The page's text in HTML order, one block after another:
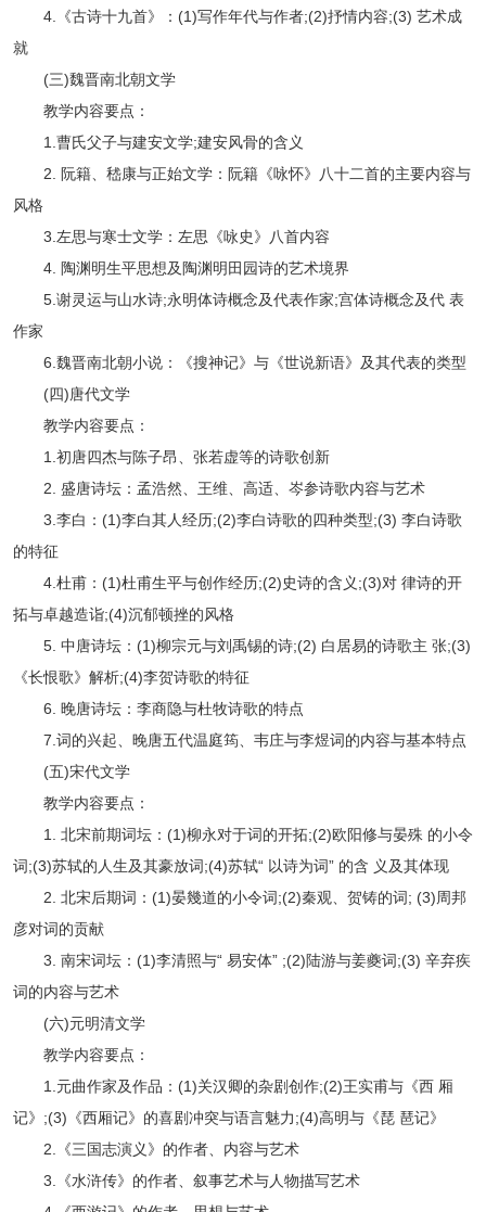
4.《古诗十九首》：(1)写作年代与作者;(2)抒情内容;(3) 艺术成
就
(三)魏晋南北朝文学
教学内容要点：
1.曹氏父子与建安文学;建安风骨的含义
2. 阮籍、嵇康与正始文学：阮籍《咏怀》八十二首的主要内容与
风格
3.左思与寒士文学：左思《咏史》八首内容
4. 陶渊明生平思想及陶渊明田园诗的艺术境界
5.谢灵运与山水诗;永明体诗概念及代表作家;宫体诗概念及代 表
作家
6.魏晋南北朝小说：《搜神记》与《世说新语》及其代表的类型
(四)唐代文学
教学内容要点：
1.初唐四杰与陈子昂、张若虚等的诗歌创新
2. 盛唐诗坛：孟浩然、王维、高适、岑参诗歌内容与艺术
3.李白：(1)李白其人经历;(2)李白诗歌的四种类型;(3) 李白诗歌
的特征
4.杜甫：(1)杜甫生平与创作经历;(2)史诗的含义;(3)对 律诗的开
拓与卓越造诣;(4)沉郁顿挫的风格
5. 中唐诗坛：(1)柳宗元与刘禹锡的诗;(2) 白居易的诗歌主 张;(3)
《长恨歌》解析;(4)李贺诗歌的特征
6. 晚唐诗坛：李商隐与杜牧诗歌的特点
7.词的兴起、晚唐五代温庭筠、韦庄与李煜词的内容与基本特点
(五)宋代文学
教学内容要点：
1. 北宋前期词坛：(1)柳永对于词的开拓;(2)欧阳修与晏殊 的小令
词;(3)苏轼的人生及其豪放词;(4)苏轼“ 以诗为词” 的含 义及其体现
2. 北宋后期词：(1)晏幾道的小令词;(2)秦观、贺铸的词; (3)周邦
彦对词的贡献
3. 南宋词坛：(1)李清照与“ 易安体” ;(2)陆游与姜夔词;(3) 辛弃疾
词的内容与艺术
(六)元明清文学
教学内容要点：
1.元曲作家及作品：(1)关汉卿的杂剧创作;(2)王实甫与《西 厢
记》;(3)《西厢记》的喜剧冲突与语言魅力;(4)高明与《琵 琶记》
2.《三国志演义》的作者、内容与艺术
3.《水浒传》的作者、叙事艺术与人物描写艺术